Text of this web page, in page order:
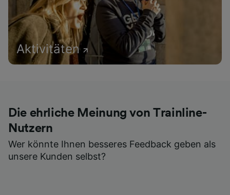
Aktivitäten
Die ehrliche Meinung von Trainline-
Nutzern
Wer könnte Ihnen besseres Feedback geben als
unsere Kunden selbst?